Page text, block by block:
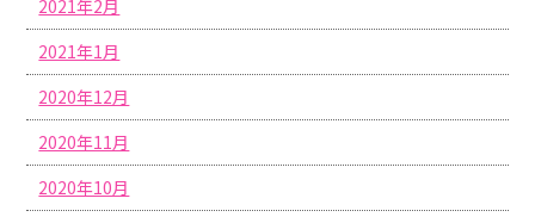
2021年2月
2021年1月
2020年12月
2020年11月
2020年10月